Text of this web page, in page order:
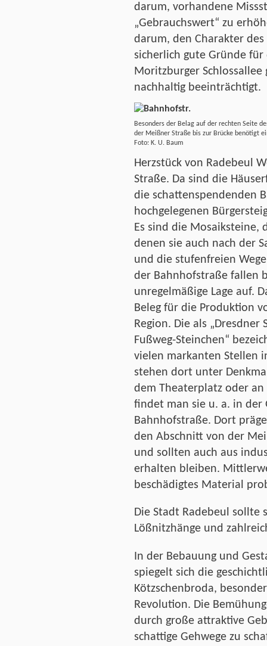
darum, vorhandene
„Gebrauchswert“ zu
darum, den Charakter
sicherlich gute Gründe
Moritzburger
nachhaltig beeinträchtigt.
Besonders der Belag auf der rechten Seite
der Meißner Straße bis zur Brücke benötigt
Foto: K. U. Baum
Herzstück von Radebeul
Straße. Da sind die
die schattenspendenden
hochgelegenen
Es sind die Mosaiksteine,
denen sie auch nach der
und die stufenfreien
der Bahnhofstraße fallen
unregelmäßige Lage auf.
Beleg für die Produktion
Region. Die als „Dresdner
Fußweg-Steinchen“
vielen markanten Stellen
stehen dort unter
dem Theaterplatz oder an
findet man sie u. a. in
Bahnhofstraße. Dort
den Abschnitt von der
und sollten auch aus
erhalten bleiben.
beschädigtes Material
Die Stadt Radebeul sollte
Lößnitzhänge und
In der Bebauung und
spiegelt sich die
Kötzschenbroda,
Revolution. Die
durch große attraktive
schattige Gehwege zu